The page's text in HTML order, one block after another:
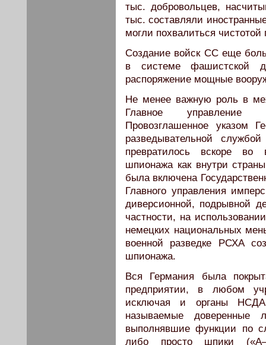
тыс. добровольцев,
тыс. составляли
могли похвалиться чистотой
Создание войск СС еще
в системе фашистской
распоряжение мощные
Не менее важную роль в
Главное управление
Провозглашенное указом
разведывательной
превратилось вскоре во
шпионажа как внутри
была включена
Главного управления
диверсионной, подрывной
частности, на
немецких национальных
военной разведке РСХА
шпионажа.
Вся Германия была
предприятии, в любом
исключая и органы
называемые
выполнявшие функции по
либо просто шпики